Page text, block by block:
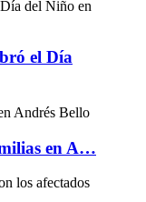
el Día
en A…